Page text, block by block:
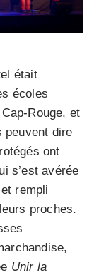
était
écoles
Rouge, et
peuvent dire
ont
s’est avérée
rempli
proches.
Unir la